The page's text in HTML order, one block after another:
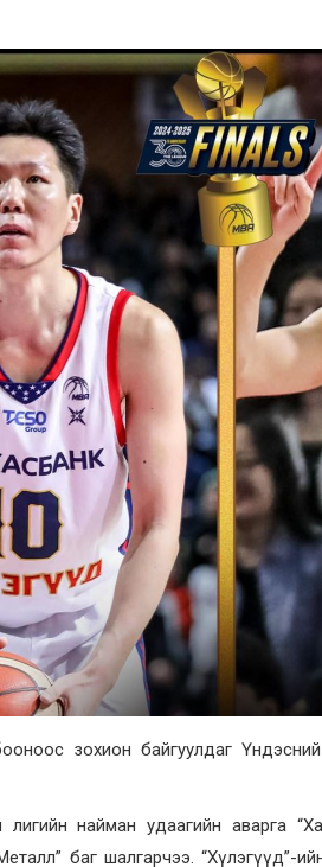
зохион байгуулдаг
найман удаагийн аварга
баг шалгарчээ. “Хүлэгүүд”-